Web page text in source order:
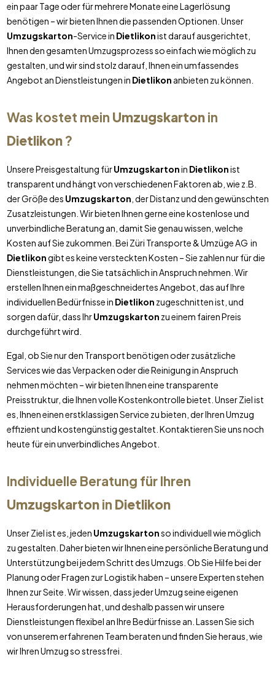
ein paar Tage oder für mehrere Monate eine Lagerlösung
benötigen – wir bieten Ihnen die passenden Optionen. Unser
Umzugskarton-Service in Dietlikonist darauf ausgerichtet,
Ihnen den gesamten Umzugsprozess so einfach wie möglich zu
gestalten, und wir sind stolz darauf, Ihnen ein umfassendes
Angebot an Dienstleistungen in Dietlikon anbieten zu können.
Was kostet mein Umzugskartonin
Dietlikon?
Unsere Preisgestaltung fürUmzugskartonin Dietlikonist
transparent und hängt von verschiedenen Faktoren ab, wie z.B.
der Größe des Umzugskarton , der Distanz und den gewünschten
Zusatzleistungen. Wir bieten Ihnen gerne eine kostenlose und
unverbindliche Beratung an, damit Sie genau wissen, welche
Kosten auf Sie zukommen. Bei Züri Transporte & Umzüge AG in
Dietlikongibt es keine versteckten Kosten – Sie zahlen nur für die
Dienstleistungen, die Sie tatsächlich in Anspruch nehmen. Wir
erstellen Ihnen ein maßgeschneidertes Angebot, das auf Ihre
individuellen Bedürfnisse in Dietlikon zugeschnitten ist, und
sorgen dafür, dass IhrUmzugskarton zu einem fairen Preis
durchgeführt wird.
Egal, ob Sie nur den Transport benötigen oder zusätzliche
Services wie das Verpacken oder die Reinigung in Anspruch
nehmen möchten – wir bieten Ihnen eine transparente
Preisstruktur, die Ihnen volle Kostenkontrolle bietet. Unser Ziel ist
es, Ihnen einen erstklassigen Service zu bieten, der Ihren Umzug
effizient und kostengünstig gestaltet. Kontaktieren Sie uns noch
heute für ein unverbindliches Angebot.
Individuelle Beratung für Ihren
Umzugskartonin Dietlikon
Unser Ziel ist es, jeden Umzugskartonso individuell wie möglich
zu gestalten. Daher bieten wir Ihnen eine persönliche Beratung und
Unterstützung bei jedem Schritt des Umzugs. Ob Sie Hilfe bei der
Planung oder Fragen zur Logistik haben – unsere Experten stehen
Ihnen zur Seite. Wir wissen, dass jeder Umzug seine eigenen
Herausforderungen hat, und deshalb passen wir unsere
Dienstleistungen flexibel an Ihre Bedürfnisse an. Lassen Sie sich
von unserem erfahrenen Team beraten und finden Sie heraus, wie
wir Ihren Umzug so stressfrei.